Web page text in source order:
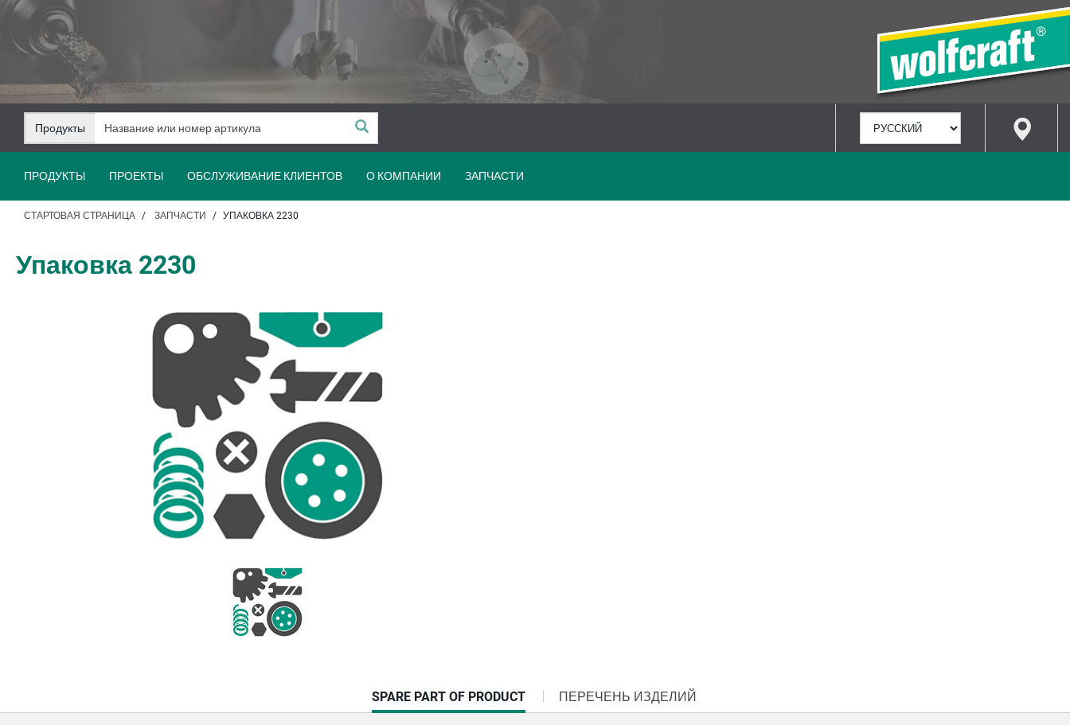
Перейти
содержанию
Перейти
навигации
Продукты
ЯЗЫК
ПРОДУКТЫ ПРОЕКТЫ ОБСЛУЖИВАНИЕ КЛИЕНТОВ О КОМПАНИИ ЗАПЧАСТИ
СТАРТОВАЯ СТРАНИЦА ЗАПЧАСТИ УПАКОВКА 2230
Упаковка 2230
CURRENT
TAB:
SPARE PART OF PRODUCT ПЕРЕЧЕНЬ ИЗДЕЛИЙ